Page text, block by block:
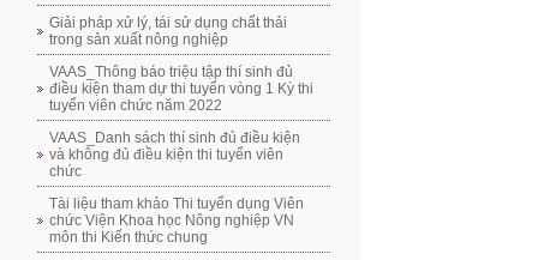
Giải pháp xử lý, tái sử dụng chất thải
trong sản xuất nông nghiệp
VAAS_Thông báo triệu tập thí sinh đủ
điều kiện tham dự thi tuyển vòng 1 Kỳ thi
tuyển viên chức năm 2022
VAAS_Danh sách thí sinh đủ điều kiện
và không đủ điều kiện thi tuyển viên
chức
Tài liệu tham khảo Thi tuyển dụng Viên
chức Viện Khoa học Nông nghiệp VN
môn thi Kiến thức chung